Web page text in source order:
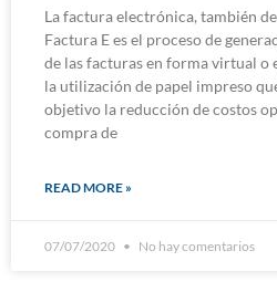
La factura electrónica, también
Factura E es el proceso de
de las facturas en forma virtual o
la utilización de papel impreso
objetivo la reducción de costos
compra de
READ MORE »
07/07/2020 No hay comentarios